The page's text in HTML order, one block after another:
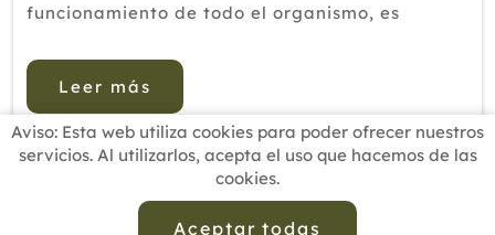
funcionamiento de todo el organismo, es
trastornos del sistema musculoesquelético,
viscerales y craneales lo...
Leer más
Aviso: Esta web utiliza cookies para poder ofrecer nuestros
servicios. Al utilizarlos, acepta el uso que hacemos de las
cookies.
Aceptar todas
BUSCADOR PROFESIONALES
ESCUELAS RECOMENDADAS